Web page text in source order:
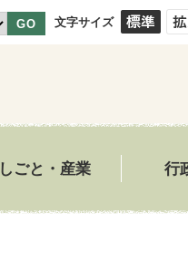
GO 文字サイズ
しごと・産業 行